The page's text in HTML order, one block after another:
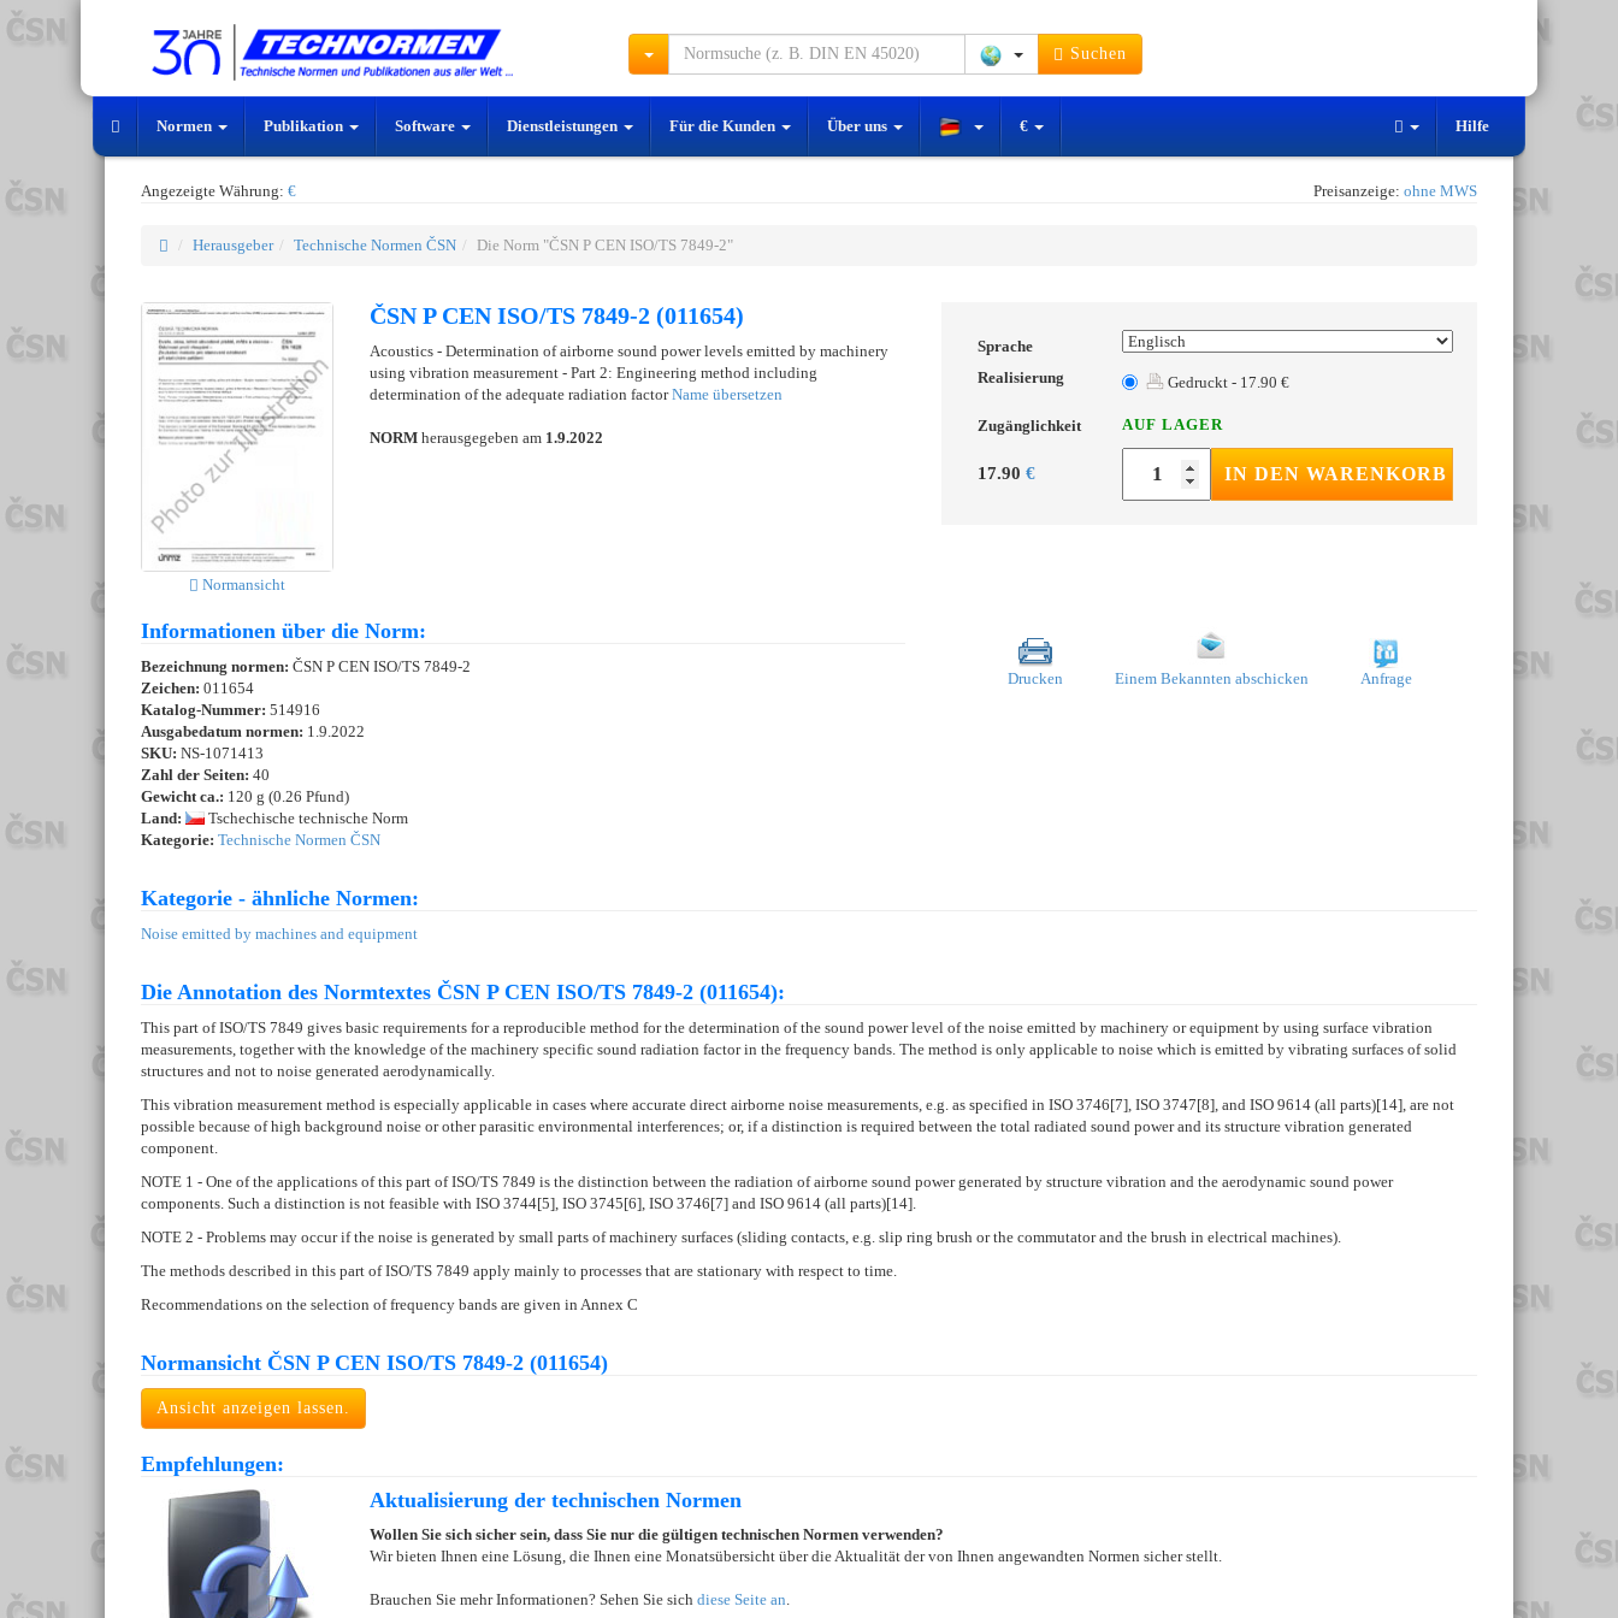
Suchen
Normen Publikation Software Dienstleistungen Für die Kunden Über uns € Hilfe
Angezeigte Währung: € Preisanzeige: ohne MWS
Herausgeber Technische Normen ČSN Die Norm "ČSN P CEN ISO/TS 7849-2"
Normansicht
ČSN P CEN ISO/TS 7849-2 (011654)
Acoustics - Determination of airborne sound power levels emitted by machinery
using vibration measurement - Part 2: Engineering method including
determination of the adequate radiation factorName übersetzen
NORM herausgegeben am 1.9.2022
Sprache
Realisierung
Gedruckt - 17.90 €
Zugänglichkeit AUF LAGER
17.90 € IN DEN WARENKORB
Informationen über die Norm:
Bezeichnung normen: ČSN P CEN ISO/TS 7849-2
Zeichen: 011654
Katalog-Nummer: 514916
Ausgabedatum normen: 1.9.2022
SKU: NS-1071413
Zahl der Seiten: 40
Gewicht ca.: 120 g (0.26 Pfund)
Land:
Tschechische technische Norm
Kategorie: Technische Normen ČSN
Drucken Einem Bekannten abschicken Anfrage
Kategorie - ähnliche Normen:
Noise emitted by machines and equipment
Die Annotation des Normtextes ČSN P CEN ISO/TS 7849-2 (011654):
This part of ISO/TS 7849 gives basic requirements for a reproducible method for the determination of the sound power level of the noise emitted by machinery or equipment by using surface vibration
measurements, together with the knowledge of the machinery specific sound radiation factor in the frequency bands. The method is only applicable to noise which is emitted by vibrating surfaces of solid
structures and not to noise generated aerodynamically.
This vibration measurement method is especially applicable in cases where accurate direct airborne noise measurements, e.g. as specified in ISO 3746[7], ISO 3747[8], and ISO 9614 (all parts)[14], are not
possible because of high background noise or other parasitic environmental interferences; or, if a distinction is required between the total radiated sound power and its structure vibration generated
component.
NOTE 1 - One of the applications of this part of ISO/TS 7849 is the distinction between the radiation of airborne sound power generated by structure vibration and the aerodynamic sound power
components. Such a distinction is not feasible with ISO 3744[5], ISO 3745[6], ISO 3746[7] and ISO 9614 (all parts)[14].
NOTE 2 - Problems may occur if the noise is generated by small parts of machinery surfaces (sliding contacts, e.g. slip ring brush or the commutator and the brush in electrical machines).
The methods described in this part of ISO/TS 7849 apply mainly to processes that are stationary with respect to time.
Recommendations on the selection of frequency bands are given in Annex C
Normansicht ČSN P CEN ISO/TS 7849-2 (011654)
Ansicht anzeigen lassen.
Empfehlungen:
Aktualisierung der technischen Normen
Wollen Sie sich sicher sein, dass Sie nur die gültigen technischen Normen verwenden?
Wir bieten Ihnen eine Lösung, die Ihnen eine Monatsübersicht über die Aktualität der von Ihnen angewandten Normen sicher stellt.
Brauchen Sie mehr Informationen? Sehen Sie sich diese Seite an.